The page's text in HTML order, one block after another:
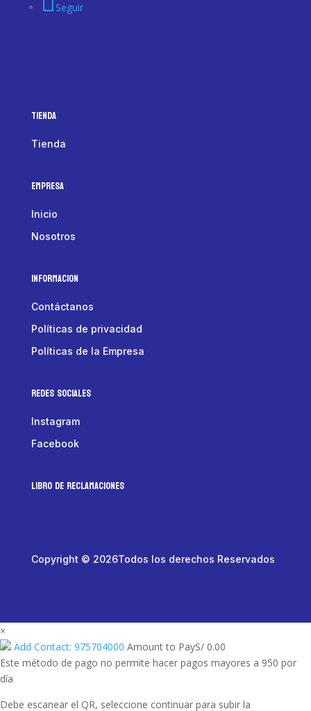
Seguir
Tienda
Tienda
Empresa
Inicio
Nosotros
Informacion
Contáctanos
Políticas de privacidad
Políticas de la Empresa
Redes Sociales
Instagram
Facebook
LIBRO DE RECLAMACIONES
Copyright © 2026Todos los derechos Reservados
×
Add Contact: 975704000 Amount to PayS/ 0.00
Este método de pago no permite hacer pagos mayores a 950 por
día
Debe escanear el QR, seleccione continuar para subir la